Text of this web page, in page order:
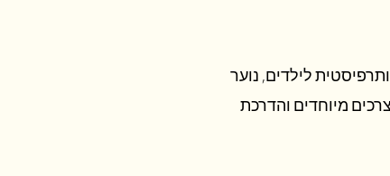
לילדים, נוער
מיוחדים והדרכת